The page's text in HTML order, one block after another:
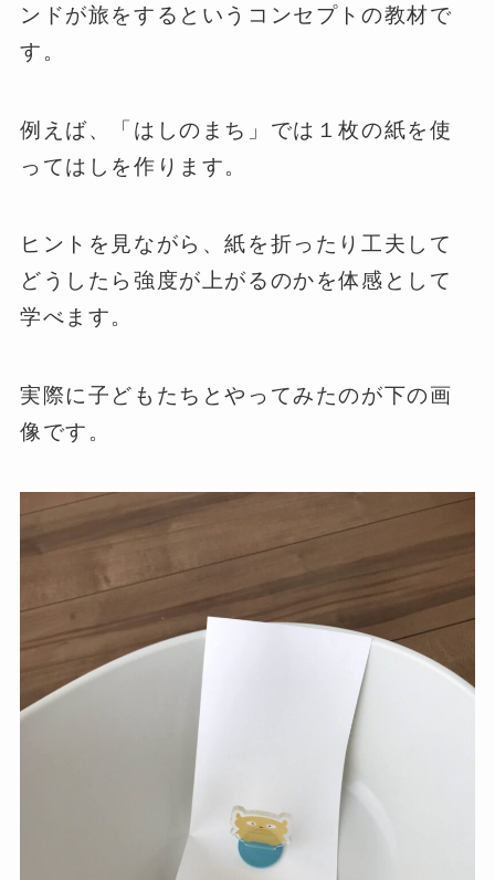
ンドが旅をするというコンセプトの教材で
す。
例えば、「はしのまち」では１枚の紙を使
ってはしを作ります。
ヒントを見ながら、紙を折ったり工夫して
どうしたら強度が上がるのかを体感として
学べます。
実際に子どもたちとやってみたのが下の画
像です。